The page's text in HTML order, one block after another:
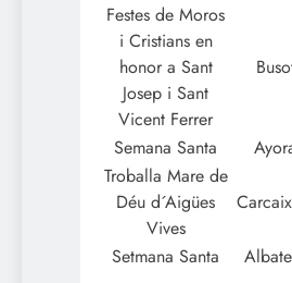
Festes de Moros
i Cristians en
honor a Sant
Josep i Sant
Vicent Ferrer
Semana Santa
Troballa Mare de
Déu d´Aigües
Vives
Setmana Santa